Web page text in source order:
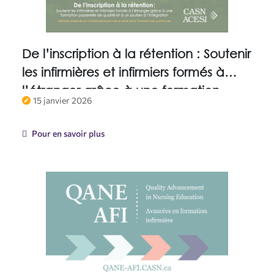
De l’inscription à la rétention : Soutenir
les infirmières et infirmiers formés à
l’étranger grâce à une formation
passerelle de qualité et à un soutien à
l’intégration
15 janvier 2026
Pour en savoir plus